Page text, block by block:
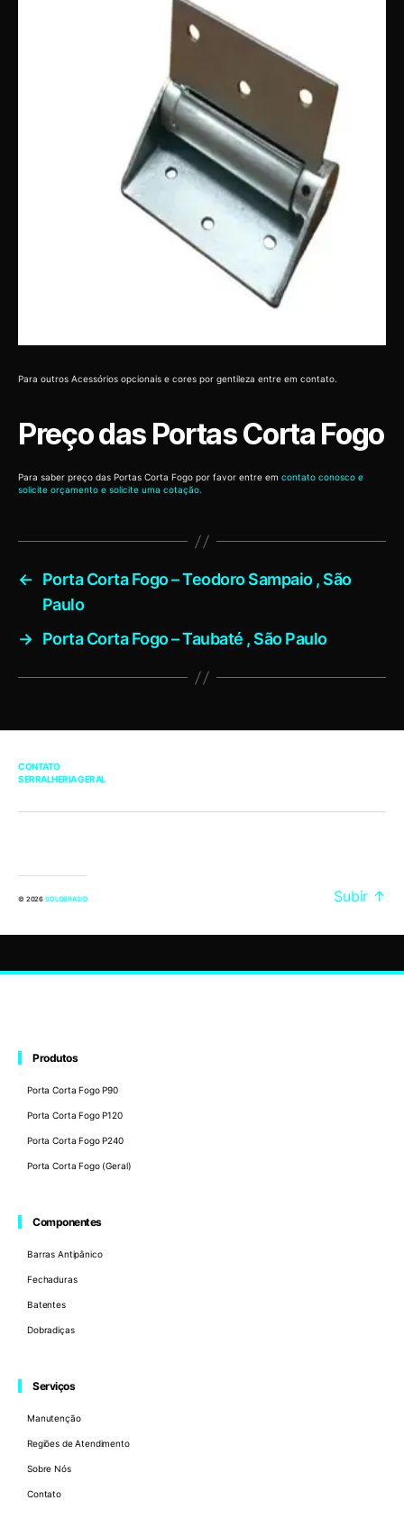
Para outros Acessórios opcionais e cores por gentileza entre em contato.
Preço das Portas Corta Fogo
Para saber preço das Portas Corta Fogo por favor entre em contato conosco e
solicite orçamento e solicite uma cotação.
←
Porta Corta Fogo – Teodoro Sampaio , São
Paulo
→ Porta Corta Fogo – Taubaté , São Paulo
CONTATO
SERRALHERIA GERAL
© 2026 SOLOBRASID Subir ↑
Produtos
Porta Corta Fogo P90
Porta Corta Fogo P120
Porta Corta Fogo P240
Porta Corta Fogo (Geral)
Componentes
Barras Antipânico
Fechaduras
Batentes
Dobradiças
Serviços
Manutenção
Regiões de Atendimento
Sobre Nós
Contato